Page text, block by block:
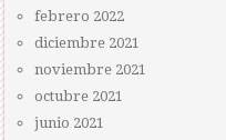
febrero 2022
diciembre 2021
noviembre 2021
octubre 2021
junio 2021